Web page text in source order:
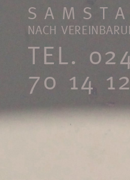
NACH
TEL.
70 14